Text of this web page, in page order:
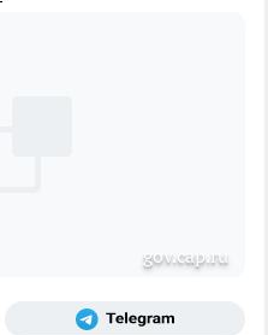
gov.cap.ru